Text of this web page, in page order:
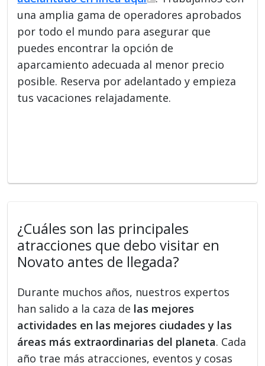
una amplia gama de operadores aprobados
por todo el mundo para asegurar que
puedes encontrar la opción de
aparcamiento adecuada al menor precio
posible. Reserva por adelantado y empieza
tus vacaciones relajadamente.
¿Cuáles son las principales
atracciones que debo visitar en
Novato antes de llegada?
Durante muchos años, nuestros expertos
han salido a la caza de las mejores
actividades en las mejores ciudades y las
áreas más extraordinarias del planeta. Cada
año trae más atracciones, eventos y cosas